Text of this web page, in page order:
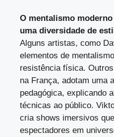
O mentalismo
uma diversidade de
Alguns artistas, como
elementos de
resistência física.
na França, adotam uma
pedagógica, explicando
técnicas ao público.
cria shows imersivos
espectadores em